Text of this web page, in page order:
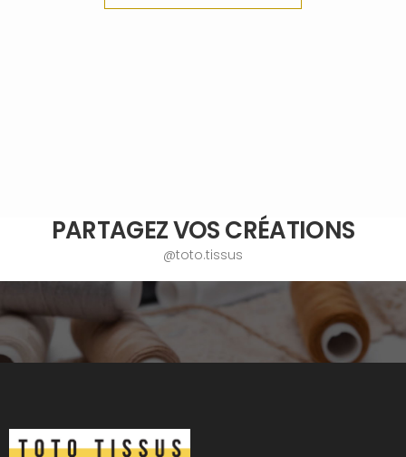
PARTAGEZ VOS CRÉATIONS
@toto.tissus